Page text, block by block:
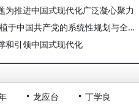
推进中国式现代化广泛凝心聚力
巴勃罗·博马罗：中国式现代化深植于中国共产党的系统性规划与全方位治理实践
和引领中国式现代化
龙应台
丁学良